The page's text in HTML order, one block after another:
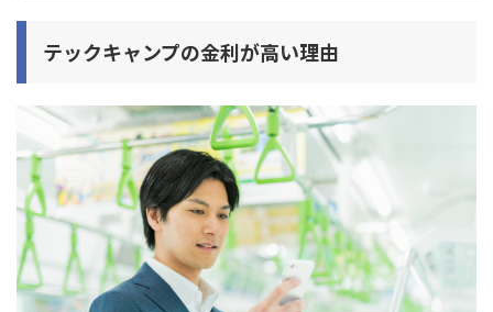
テックキャンプの金利が高い理由